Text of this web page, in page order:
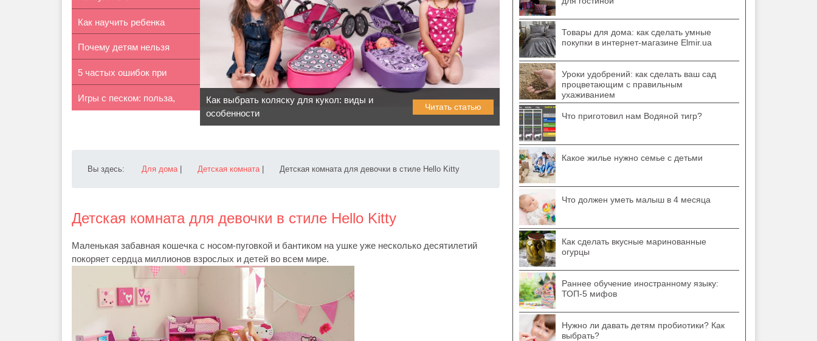
новорожденным зимой
Как научить ребенка
считать в уме
Почему детям нельзя
спать в кро...
5 частых ошибок при
обустройств...
Игры с песком: польза,
Как выбрать коляску для кукол: виды и
особенности
Читать статью
Вы здесь: Для дома Детская комната Детская комната для девочки в стиле Hello Kitty
Детская комната для девочки в стиле Hello Kitty
Маленькая забавная кошечка с носом-пуговкой и бантиком на ушке уже несколько десятилетий
покоряет сердца миллионов взрослых и детей во всем мире.
Товары для дома: как сделать умные
покупки в интернет-магазине Elmir.ua
Уроки удобрений: как сделать ваш сад
процветающим с правильным
ухаживанием
Что приготовил нам Водяной тигр?
Какое жилье нужно семье с детьми
Что должен уметь малыш в 4 месяца
Как сделать вкусные маринованные
огурцы
Раннее обучение иностранному языку:
ТОП-5 мифов
Нужно ли давать детям пробиотики? Как
выбрать?